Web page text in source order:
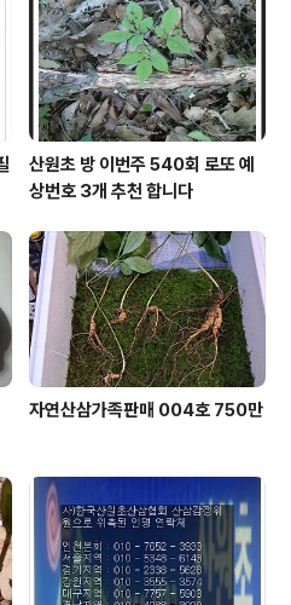
산원초 방 이번주 540회 로또 예
상번호 3개 추천 합니다
자연산삼가족판매 004호 750만